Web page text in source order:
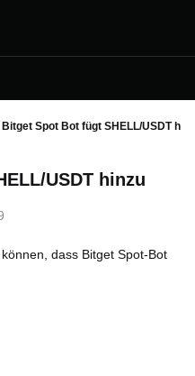
Bitget Spot Bot fügt SHELL/USDT
USDT hinzu
dass Bitget Spot-Bot